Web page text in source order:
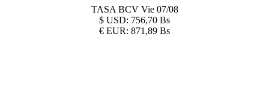
TASA BCV Vie 07/08
$ USD: 756,70 Bs
€ EUR: 871,89 Bs